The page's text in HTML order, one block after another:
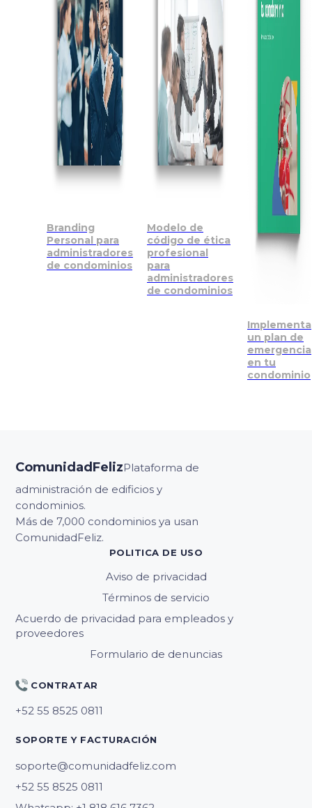
Branding
Personal para
administradores
de condominios
Modelo de
código de ética
profesional
para
administradores
de condominios
Implementa
un plan de
emergencia
en tu
condominio
ComunidadFelizPlataforma de
administración de edificios y
condominios.
Más de 7,000 condominios ya usan
ComunidadFeliz.
POLITICA DE USO
Aviso de privacidad
Términos de servicio
Acuerdo de privacidad para empleados y
proveedores
Formulario de denuncias
CONTRATAR
SOPORTE Y FACTURACIÓN
soporte@comunidadfeliz.com